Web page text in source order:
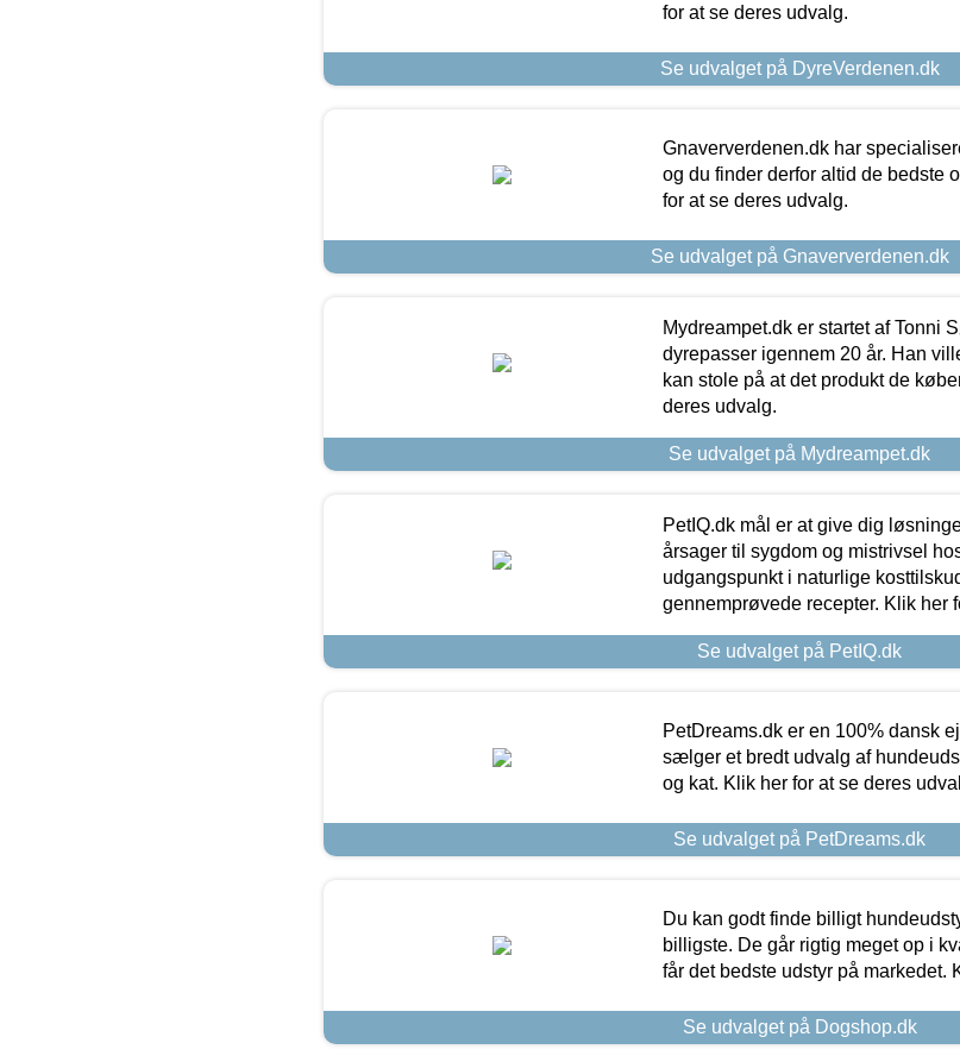
for at se deres udvalg.
Se udvalget på DyreVerdenen.dk
Gnaververdenen.dk har
og du finder derfor altid de bedste
for at se deres udvalg.
Se udvalget på Gnaververdenen.dk
Mydreampet.dk er startet af Tonni
dyrepasser igennem 20 år. Han
kan stole på at det produkt de
deres udvalg.
Se udvalget på Mydreampet.dk
PetIQ.dk mål er at give dig
årsager til sygdom og mistrivsel
udgangspunkt i naturlige
gennemprøvede recepter. Klik her
Se udvalget på PetIQ.dk
PetDreams.dk er en 100% dansk
sælger et bredt udvalg af
og kat. Klik her for at se deres
Se udvalget på PetDreams.dk
Du kan godt finde billigt
billigste. De går rigtig meget op i
får det bedste udstyr på markedet.
Se udvalget på Dogshop.dk